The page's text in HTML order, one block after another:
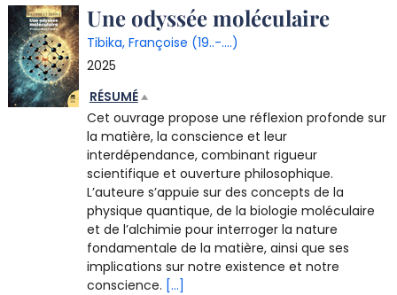
Détail
document
Une odyssée moléculaire
Tibika, Françoise (19..-....)
2025
RÉSUMÉ
Cet ouvrage propose une réflexion profonde sur
la matière, la conscience et leur
interdépendance, combinant rigueur
scientifique et ouverture philosophique.
L’auteure s’appuie sur des concepts de la
physique quantique, de la biologie moléculaire
et de l’alchimie pour interroger la nature
fondamentale de la matière, ainsi que ses
implications sur notre existence et notre
conscience. [...]